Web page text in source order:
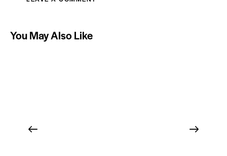
You May Also Like